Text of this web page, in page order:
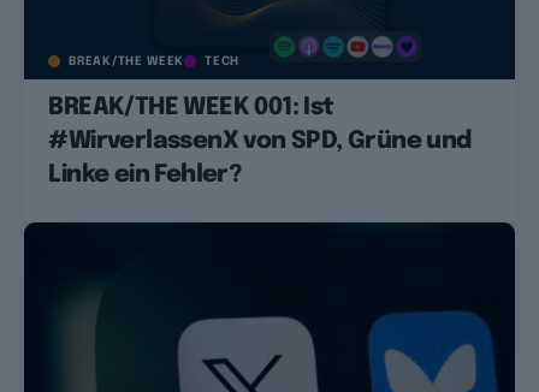
BREAK/THE WEEK TECH
BREAK/THE WEEK 001: Ist
#WirverlassenX von SPD, Grüne und
Linke ein Fehler?